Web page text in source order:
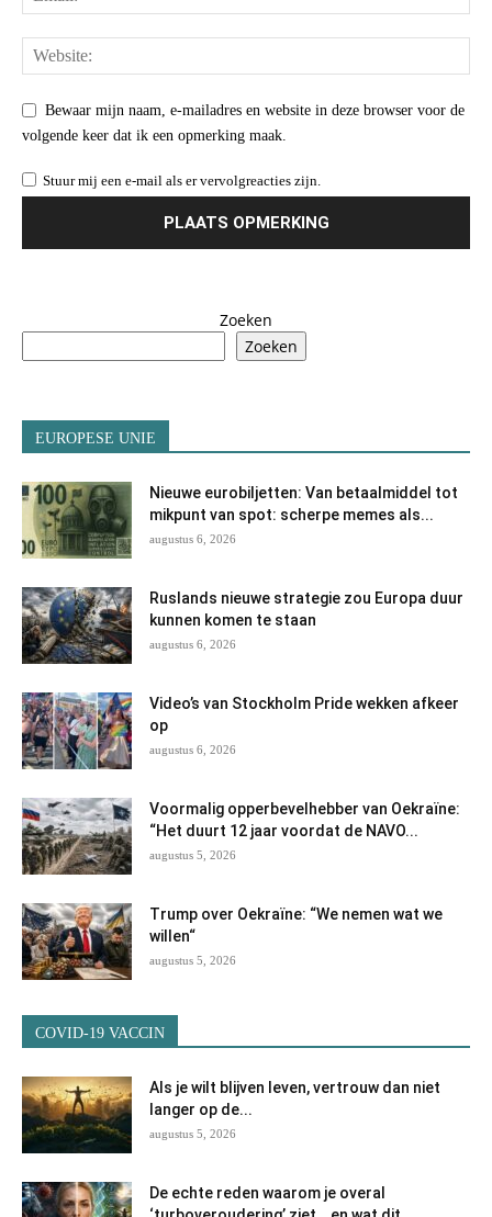
Bewaar mijn naam, e-mailadres en website in deze browser voor de
volgende keer dat ik een opmerking maak.
Stuur mij een e-mail als er vervolgreacties zijn.
Zoeken
Zoeken
EUROPESE UNIE
Nieuwe eurobiljetten: Van betaalmiddel tot
mikpunt van spot: scherpe memes als...
augustus 6, 2026
Ruslands nieuwe strategie zou Europa duur
kunnen komen te staan
augustus 6, 2026
Video’s van Stockholm Pride wekken afkeer
op
augustus 6, 2026
Voormalig opperbevelhebber van Oekraïne:
“Het duurt 12 jaar voordat de NAVO...
augustus 5, 2026
Trump over Oekraïne: “We nemen wat we
willen“
augustus 5, 2026
COVID-19 VACCIN
Als je wilt blijven leven, vertrouw dan niet
langer op de...
augustus 5, 2026
De echte reden waarom je overal